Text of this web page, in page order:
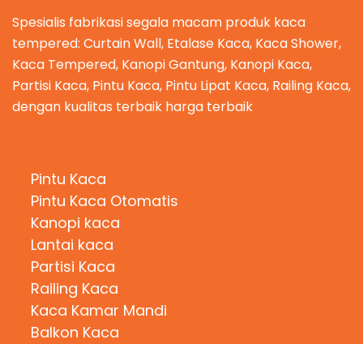
Spesialis fabrikasi segala macam produk kaca
tempered: Curtain Wall, Etalase Kaca, Kaca Shower,
Kaca Tempered, Kanopi Gantung, Kanopi Kaca,
Partisi Kaca, Pintu Kaca, Pintu Lipat Kaca, Railing Kaca,
dengan kualitas terbaik harga terbaik
Pintu Kaca
Pintu Kaca Otomatis
Kanopi kaca
Lantai kaca
Partisi Kaca
Railing Kaca
Kaca Kamar Mandi
Balkon Kaca